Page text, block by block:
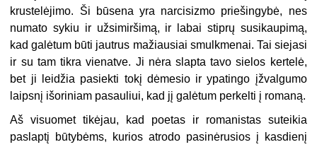
krustelėjimo. Ši būsena yra narcisizmo priešingybė, nes
numato sykiu ir užsimiršimą, ir labai stiprų susikaupimą,
kad galėtum būti jautrus mažiausiai smulkmenai. Tai siejasi
ir su tam tikra vienatve. Ji nėra slapta tavo sielos kertelė,
bet ji leidžia pasiekti tokį dėmesio ir ypatingo įžvalgumo
laipsnį išoriniam pasauliui, kad jį galėtum perkelti į romaną.
Aš visuomet tikėjau, kad poetas ir romanistas suteikia
paslaptį būtybėms, kurios atrodo pasinėrusios į kasdienį